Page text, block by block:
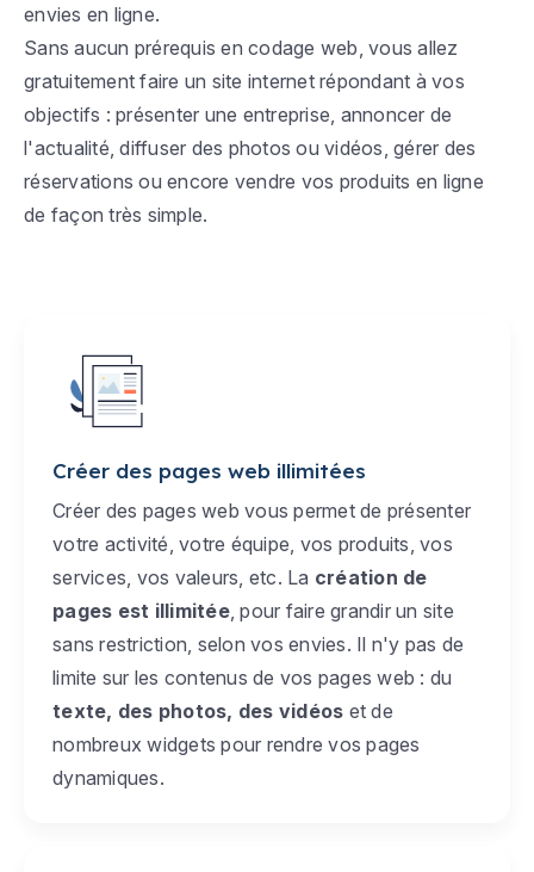
envies en ligne.
Sans aucun prérequis en codage web, vous allez
gratuitement faire un site internet répondant à vos
objectifs : présenter une entreprise, annoncer de
l'actualité, diffuser des photos ou vidéos, gérer des
réservations ou encore vendre vos produits en ligne
de façon très simple.
Créer des pages web illimitées
Créer des pages web vous permet de présenter
votre activité, votre équipe, vos produits, vos
services, vos valeurs, etc. La création de
pages est illimitée, pour faire grandir un site
sans restriction, selon vos envies. Il n'y pas de
limite sur les contenus de vos pages web : du
texte, des photos, des vidéos et de
nombreux widgets pour rendre vos pages
dynamiques.